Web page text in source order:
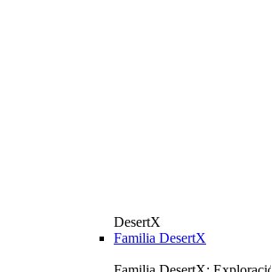
DesertX
Familia DesertX